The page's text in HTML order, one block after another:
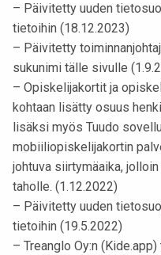
– Päivitetty uuden
tietoihin (18.12.2023)
– Päivitetty
sukunimi tälle sivulle
– Opiskelijakortit ja
kohtaan lisätty osuus
lisäksi myös Tuudo
mobiiliopiskelijakortin
johtuva siirtymäaika,
taholle. (1.12.2022)
– Päivitetty uuden
tietoihin (19.5.2022)
– Treanglo Oy:n